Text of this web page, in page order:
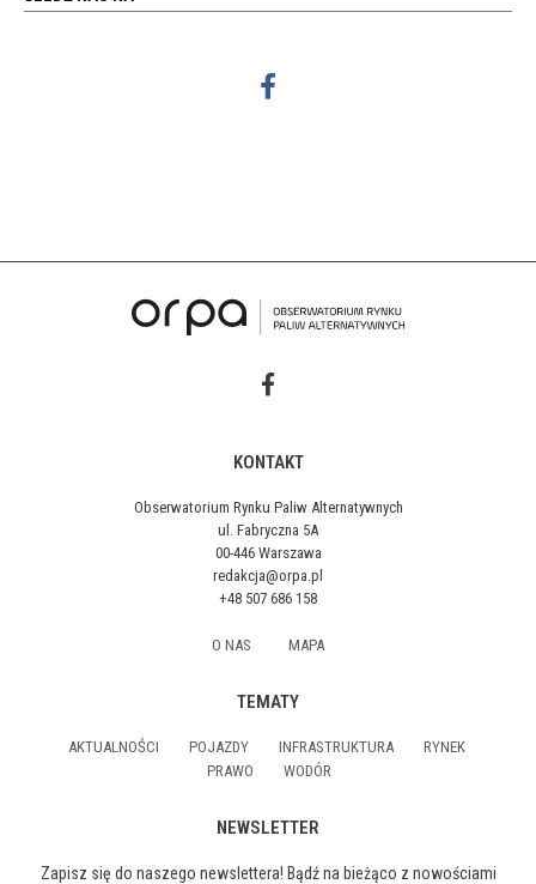
KONTAKT
Obserwatorium Rynku Paliw Alternatywnych
ul. Fabryczna 5A
00-446 Warszawa
redakcja@orpa.pl
+48 507 686 158
O NAS MAPA
TEMATY
AKTUALNOŚCI POJAZDY INFRASTRUKTURA
RYNEK
PRAWO
WODÓR
NEWSLETTER
Zapisz się do naszego newslettera! Bądź na bieżąco z nowościami